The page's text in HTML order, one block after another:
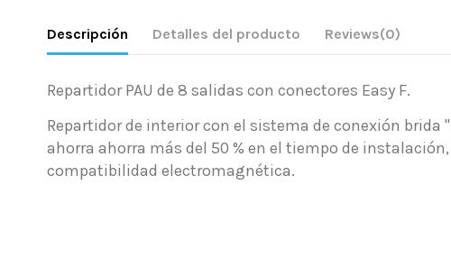
Descripción Detalles del producto Reviews(0)
Repartidor PAU de 8 salidas con conectores Easy F.
Repartidor de interior con el sistema de conexión brida
ahorra ahorra más del 50 % en el tiempo de
compatibilidad electromagnética.